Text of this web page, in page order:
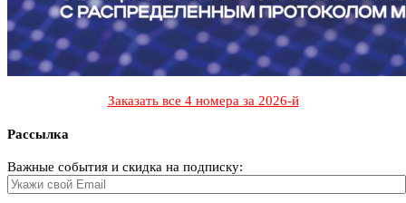
Заказать все 4 номера за 2026-й
Рассылка
Важные события и скидка на подписку: